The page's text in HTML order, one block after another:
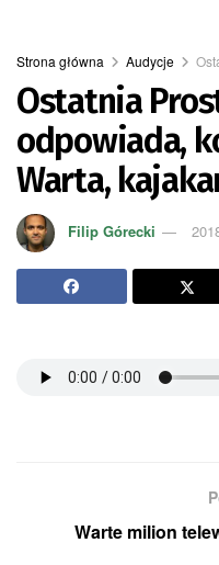
Strona główna Audycje
Ostatnia
odpowiada,
Warta,
Filip Górecki
Warte milion